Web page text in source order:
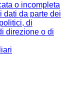
o incompleta
dati da parte dei
di
direzione o di